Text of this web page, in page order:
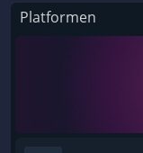
Platformen